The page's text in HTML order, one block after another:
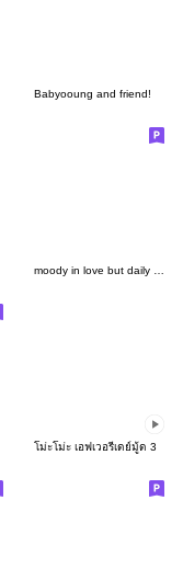
Babyooung and friend!
โม่ะโม่ะ เอฟเวอรี่เดย์มู้ด 3